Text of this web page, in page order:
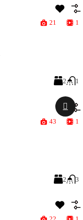
21 1
2 1
43 1
2 3